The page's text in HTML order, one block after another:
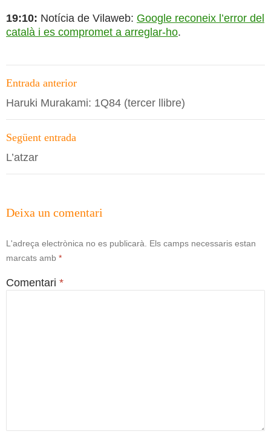
19:10: Notícia de Vilaweb: Google reconeix l’error del
català i es compromet a arreglar-ho.
per
les
entrades
Entrada anterior
Haruki Murakami: 1Q84 (tercer llibre)
Següent entrada
L’atzar
Deixa un comentari
L'adreça electrònica no es publicarà.
Els camps necessaris estan
marcats amb *
Comentari *